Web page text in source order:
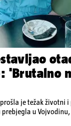
'Brutalno
je težak
prebjegla u